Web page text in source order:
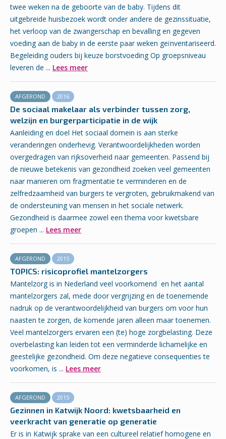
twee weken na de geboorte van de baby. Tijdens dit
uitgebreide huisbezoek wordt onder andere de gezinssituatie,
het verloop van de zwangerschap en bevalling en gegeven
voeding aan de baby in de eerste paar weken geïnventariseerd.
Begeleiding ouders bij keuze borstvoeding Op groepsniveau
leveren de ... Lees meer
AFGEROND 2016
De sociaal makelaar als verbinder tussen zorg,
welzijn en burgerparticipatie in de wijk
Aanleiding en doel Het sociaal domein is aan sterke
veranderingen onderhevig. Verantwoordelijkheden worden
overgedragen van rijksoverheid naar gemeenten. Passend bij
de nieuwe betekenis van gezondheid zoeken veel gemeenten
naar manieren om fragmentatie te verminderen en de
zelfredzaamheid van burgers te vergroten, gebruikmakend van
de ondersteuning van mensen in het sociale netwerk.
Gezondheid is daarmee zowel een thema voor kwetsbare
groepen ... Lees meer
AFGEROND 2015
TOPICS: risicoprofiel mantelzorgers
Mantelzorg is in Nederland veel voorkomend en het aantal
mantelzorgers zal, mede door vergrijzing en de toenemende
nadruk op de verantwoordelijkheid van burgers om voor hun
naasten te zorgen, de komende jaren alleen maar toenemen.
Veel mantelzorgers ervaren een (te) hoge zorgbelasting. Deze
overbelasting kan leiden tot een verminderde lichamelijke en
geestelijke gezondheid. Om deze negatieve consequenties te
voorkomen, is ... Lees meer
AFGEROND 2015
Gezinnen in Katwijk Noord: kwetsbaarheid en
veerkracht van generatie op generatie
Er is in Katwijk sprake van een cultureel relatief homogene en